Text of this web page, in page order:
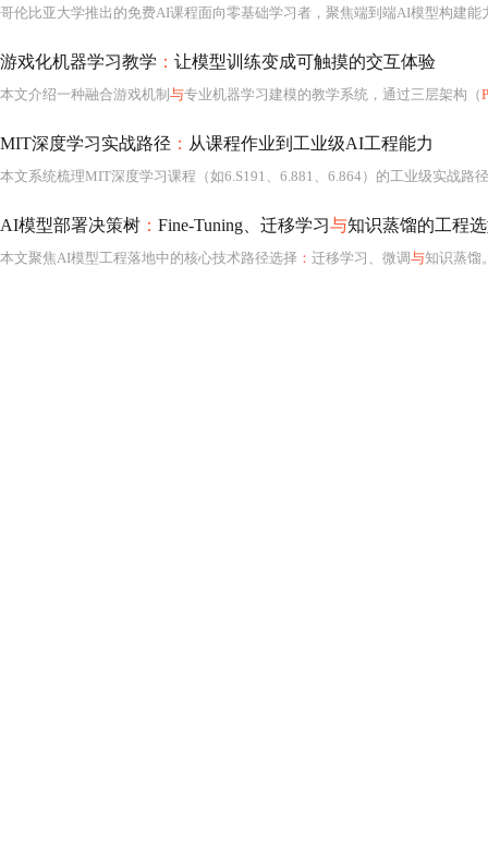
游戏化机器学习教学 ： 让模型训练变成可触摸的交互体验
本文介绍一种融合游戏机制 与专业机器学习建模的教学系统，通过三层架构（
MIT深度学习实战路径 ： 从课程作业到工业级AI工程能力
AI模型部署决策树 ： Fine-Tuning、迁移学习与知识蒸馏的工程
本文聚焦AI模型工程落地中的核心技术路径选择 ： 迁移学习、微调与知识蒸馏。基于230万